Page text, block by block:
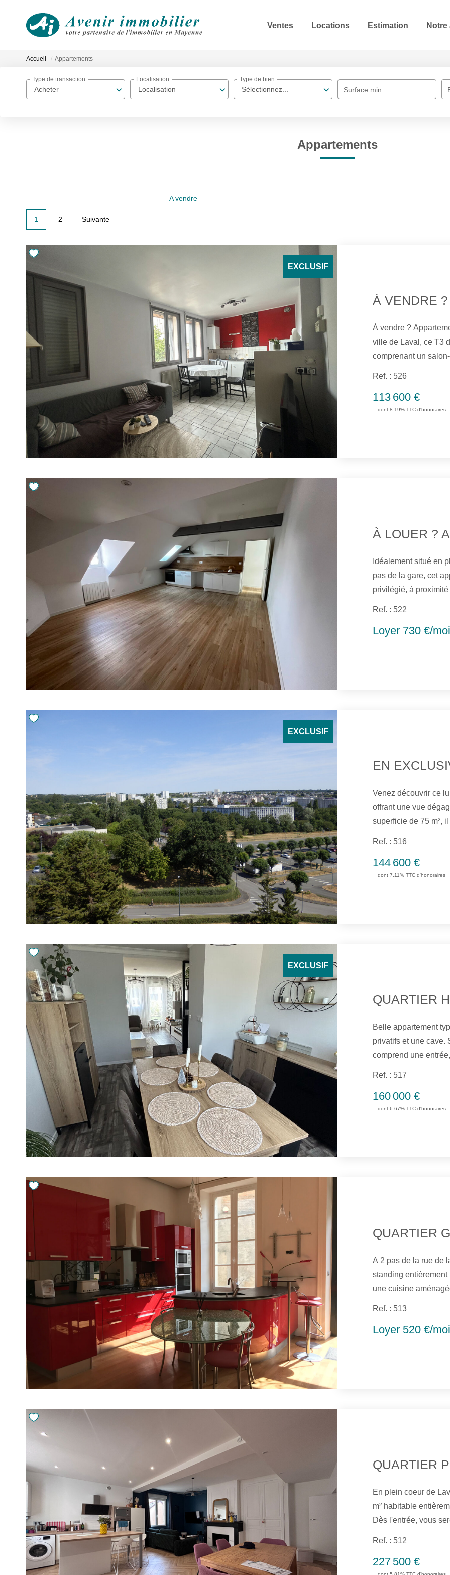
Ventes Locations Estimation Notre
Accueil Appartements
Acheter
Type de transaction
Localisation
Localisation
Sélectionnez...
Type de bien
Surface min
Appartements
A vendre
1 2 Suivante
EXCLUSIF
À vendre ? Appartement T3
ville de Laval, ce T3
comprenant un
résidence principale
Ref. : 526
113 600 €
dont 8.19% TTC d'honoraires
Idéalement situé en
pas de la gare, cet
privilégié, à
Ref. : 522
Loyer 730 €/
EXCLUSIF
Venez découvrir ce
offrant une vue
superficie de 75 m²,
pour profiter de la
ainsi qu'une place
Ref. : 516
144 600 €
dont 7.11% TTC d'honoraires
EXCLUSIF
Belle appartement type 4 entièrement rénové avec
privatifs et une cave. Situé au 2ème étage, cet appartement
comprend une
salle d'eau, un WC
bénéficié d'une
Ref. : 517
160 000 €
dont 6.67% TTC d'honoraires
QUARTIER
A 2 pas de la rue de la
standing
une cuisine
Ref. : 513
Loyer 520 €/
En plein coeur de
m² habitable entièrement rénové avec des prestations de qualité.
Dès l'entrée, vous
trouverez un espace
Ref. : 512
227 500 €